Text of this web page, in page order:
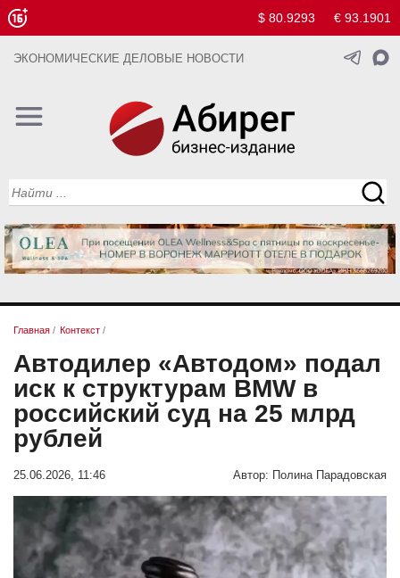
$ 80.9293 € 93.1901
ЭКОНОМИЧЕСКИЕ ДЕЛОВЫЕ НОВОСТИ
Главная / Контекст /
Автодилер «Автодом» подал
иск к структурам BMW в
российский суд на 25 млрд
рублей
25.06.2026, 11:46 Автор: Полина Парадовская